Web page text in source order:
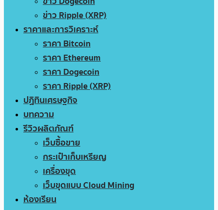
ข่าว Ripple (XRP)
ราคาและการวิเคราะห์
ราคา Bitcoin
ราคา Ethereum
ราคา Dogecoin
ราคา Ripple (XRP)
ปฏิทินเศรษฐกิจ
บทความ
รีวิวผลิตภัณฑ์
เว็บซื้อขาย
กระเป๋าเก็บเหรียญ
เครื่องขุด
เว็บขุดแบบ Cloud Mining
ห้องเรียน